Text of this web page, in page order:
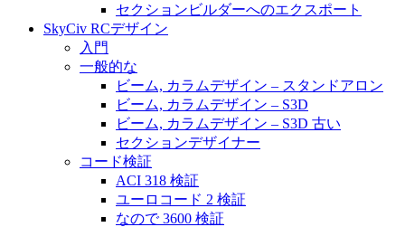
セクションビルダーへのエクスポート
SkyCiv RCデザイン
入門
一般的な
ビーム, カラムデザイン – スタンドアロン
ビーム, カラムデザイン – S3D
ビーム, カラムデザイン – S3D 古い
セクションデザイナー
コード検証
ACI 318 検証
ユーロコード 2 検証
なので 3600 検証